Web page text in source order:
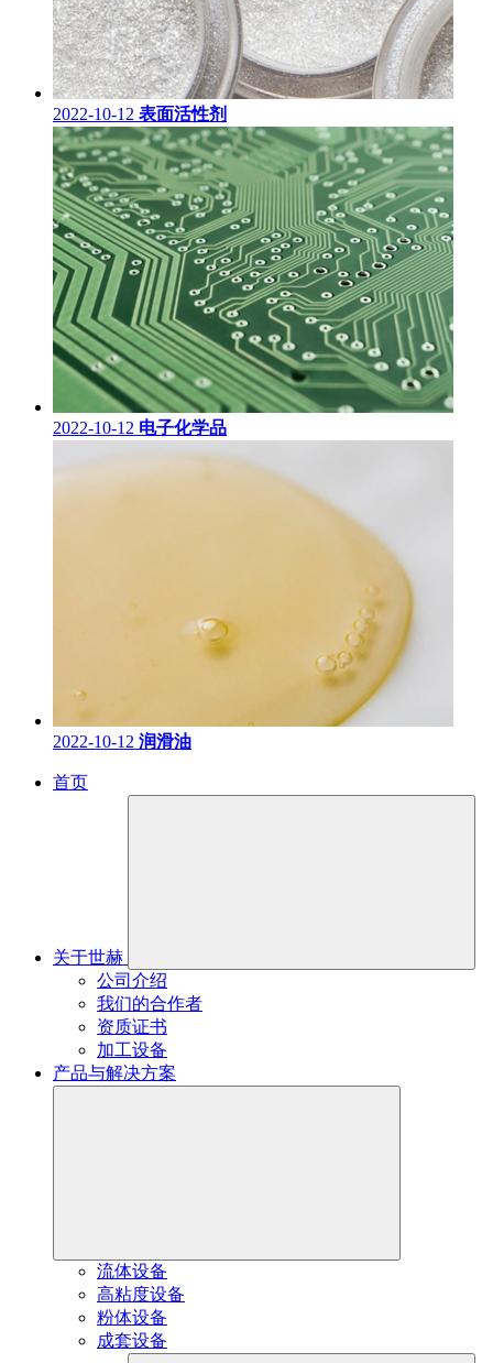
2022-10-12 表面活性剂
2022-10-12 电子化学品
2022-10-12 润滑油
首页
关于世赫
公司介绍
我们的合作者
资质证书
加工设备
产品与解决方案
流体设备
高粘度设备
粉体设备
成套设备